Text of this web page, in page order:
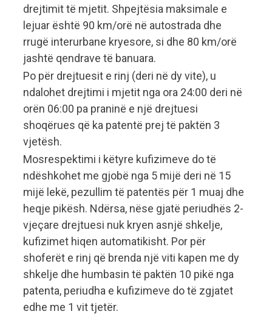
drejtimit të mjetit. Shpejtësia maksimale e
lejuar është 90 km/orë në autostrada dhe
rrugë interurbane kryesore, si dhe 80 km/orë
jashtë qendrave të banuara.
Po për drejtuesit e rinj (deri në dy vite), u
ndalohet drejtimi i mjetit nga ora 24:00 deri në
orën 06:00 pa praninë e një drejtuesi
shoqërues që ka patentë prej të paktën 3
vjetësh.
Mosrespektimi i këtyre kufizimeve do të
ndëshkohet me gjobë nga 5 mijë deri në 15
mijë lekë, pezullim të patentës për 1 muaj dhe
heqje pikësh. Ndërsa, nëse gjatë periudhës 2-
vjeçare drejtuesi nuk kryen asnjë shkelje,
kufizimet hiqen automatikisht. Por për
shoferët e rinj që brenda një viti kapen me dy
shkelje dhe humbasin të paktën 10 pikë nga
patenta, periudha e kufizimeve do të zgjatet
edhe me 1 vit tjetër.